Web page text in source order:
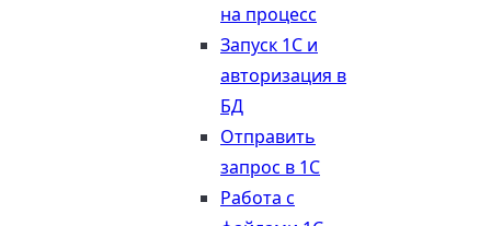
на процесс
Запуск 1С и
авторизация в
БД
Отправить
запрос в 1С
Работа с